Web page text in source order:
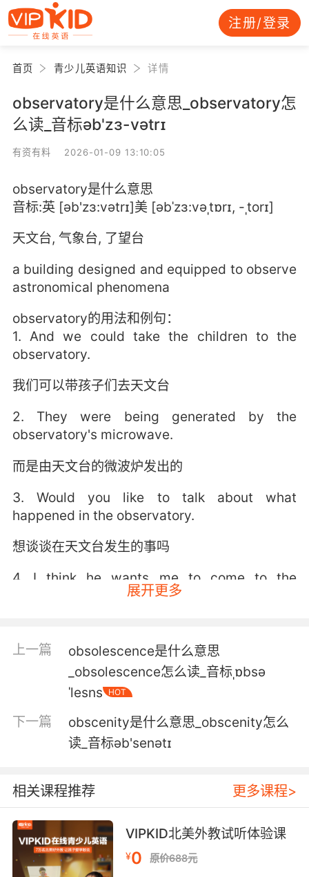
注册/登录
首页 青少儿英语知识 详情
observatory是什么意思_observatory怎
么读_音标əb'zɜ-vətrɪ
有资有料 2026-01-09 13:10:05
observatory是什么意思
音标:英 [əb'zɜ:vətrɪ]美 [əbˈzɜ:vəˌtɒrɪ, -ˌtorɪ]
天文台, 气象台, 了望台
a building designed and equipped to observe
astronomical phenomena
observatory的用法和例句：
1. And we could take the children to the
observatory.
我们可以带孩子们去天文台
2. They were being generated by the
observatory's microwave.
而是由天文台的微波炉发出的
3. Would you like to talk about what
happened in the observatory.
想谈谈在天文台发生的事吗
4. I think he wants me to come to the
observatory to be with him.
5. We met at the observatory in the control
6. You know, it's sort of like an observatory up
你知道吗 那有点像一座天文台
7. I just talked to a bunch of nannies over at
the observatory.
我刚和一群保姆在瞭望台聊了聊
展开更多
上一篇
obsolescence是什么意思
_obsolescence怎么读_音标ˌɒbsə
ˈlesns
HOT
下一篇
obscenity是什么意思_obscenity怎么
读_音标əb'senətɪ
相关课程推荐 更多课程>
VIPKID北美外教试听体验课
¥0 原价688元